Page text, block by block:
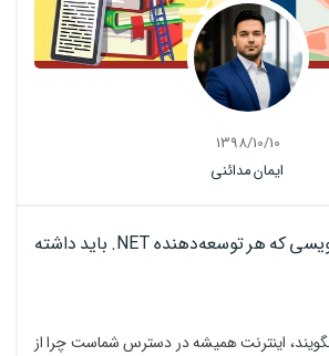
1398/10/10
ایمان مدائنی
10 کتاب برتر برنامه‌نویسی که هر توسعه‌دهنده NET. باید داشته
اینترنت همیشه در دسترس شماست چرا از